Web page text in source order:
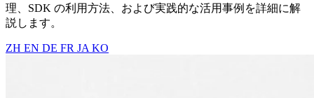
理、SDK の利用方法、および実践的な活用事例を詳細に解
説します。
ZH EN DE FR JA KO